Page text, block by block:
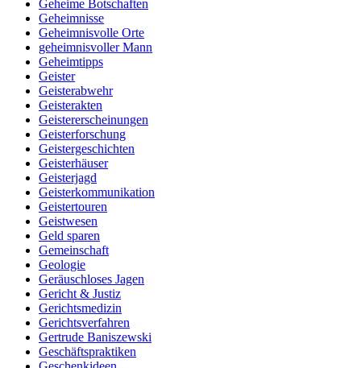
Geheime Botschaften
Geheimnisse
Geheimnisvolle Orte
geheimnisvoller Mann
Geheimtipps
Geister
Geisterabwehr
Geisterakten
Geistererscheinungen
Geisterforschung
Geistergeschichten
Geisterhäuser
Geisterjagd
Geisterkommunikation
Geistertouren
Geistwesen
Geld sparen
Gemeinschaft
Geologie
Geräuschloses Jagen
Gericht & Justiz
Gerichtsmedizin
Gerichtsverfahren
Gertrude Baniszewski
Geschäftspraktiken